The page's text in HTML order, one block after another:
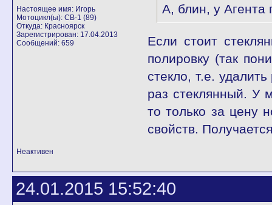
Настоящее имя: Игорь
Мотоцикл(ы): CB-1 (89)
Откуда: Красноярск
Зарегистрирован: 17.04.2013
Сообщений: 659
А, блин, у Агента
Если стоит
полировку (так
стекло, т.е.
раз стеклянный. У
то только за цену
свойств.
Неактивен
24.01.2015 15:52:40